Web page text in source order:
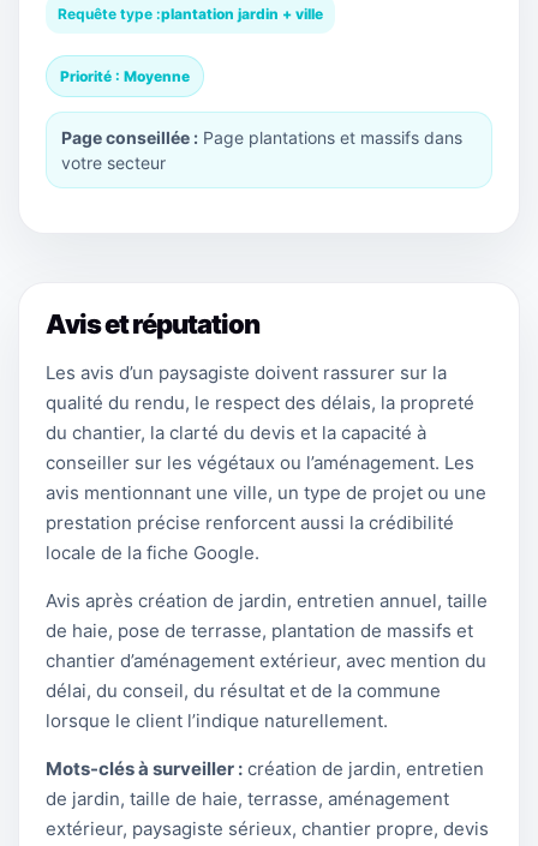
Requête type :plantation jardin + ville
Priorité : Moyenne
Page conseillée : Page plantations et massifs dans
votre secteur
Avis et réputation
Les avis d’un paysagiste doivent rassurer sur la
qualité du rendu, le respect des délais, la propreté
du chantier, la clarté du devis et la capacité à
conseiller sur les végétaux ou l’aménagement. Les
avis mentionnant une ville, un type de projet ou une
prestation précise renforcent aussi la crédibilité
locale de la fiche Google.
Avis après création de jardin, entretien annuel, taille
de haie, pose de terrasse, plantation de massifs et
chantier d’aménagement extérieur, avec mention du
délai, du conseil, du résultat et de la commune
lorsque le client l’indique naturellement.
Mots-clés à surveiller : création de jardin, entretien
de jardin, taille de haie, terrasse, aménagement
extérieur, paysagiste sérieux, chantier propre, devis